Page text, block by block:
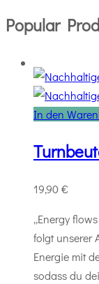
Popular
In den
19,90€
„Energy
folgt unserer
Energie mit
sodass du